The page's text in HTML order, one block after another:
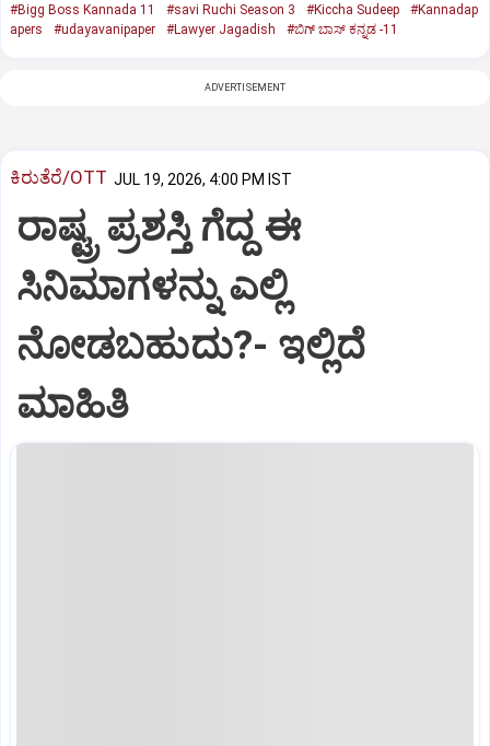
#Bigg Boss Kannada 11 #savi Ruchi Season 3 #Kiccha Sudeep
#Kannadap
apers
#udayavanipaper #Lawyer Jagadish #ಬಿಗ್‌ ಬಾಸ್‌ ಕನ್ನಡ -11
ADVERTISEMENT
ಕಿರುತೆರೆ/OTT JUL 19, 2026, 4:00 PM IST
ರಾಷ್ಟ್ರ ಪ್ರಶಸ್ತಿ ಗೆದ್ದ ಈ
ಸಿನಿಮಾಗಳನ್ನು ಎಲ್ಲಿ
ನೋಡಬಹುದು?- ಇಲ್ಲಿದೆ
ಮಾಹಿತಿ